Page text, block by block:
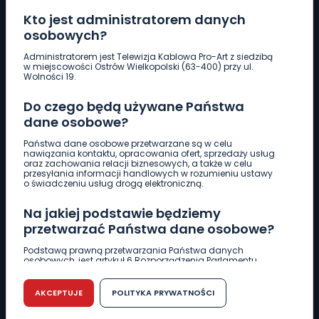
Kto jest administratorem danych
osobowych?
Administratorem jest Telewizja Kablowa Pro-Art z siedzibą
w miejscowości Ostrów Wielkopolski (63-400) przy ul.
Wolności 19.
Do czego będą używane Państwa
dane osobowe?
Państwa dane osobowe przetwarzane są w celu
nawiązania kontaktu, opracowania ofert, sprzedaży usług
oraz zachowania relacji biznesowych, a także w celu
przesyłania informacji handlowych w rozumieniu ustawy
o świadczeniu usług drogą elektroniczną.
Na jakiej podstawie będziemy
przetwarzać Państwa dane osobowe?
Podstawą prawną przetwarzania Państwa danych
osobowych, jest artykuł 6 Rozporządzenia Parlamentu
r. w sprawie ochrony osób fizycznych w związku z
przetwarzaniem danych osobowych w sprawie
swobodnego przepływu takich danych oraz uchylenia
dyrektywy 95/46/WE (RODO).
AKCEPTUJE POLITYKA PRYWATNOŚCI
Pobierz logotyp
661 997 997
REDAKCJA
62 735 22 22redakcja@wlkp24.info
DZIAŁ REKLAMY
62 735 01 85 reklama@wlkp24.info
WIADOMOŚCI
CIEKAWOSTKI